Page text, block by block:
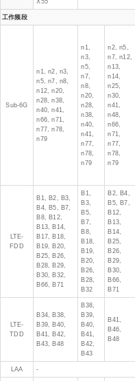
X55
工作频段
Sub-6G
n1, n2, n3,
n5, n7, n8,
n12, n20,
n28, n38,
n40, n41,
n66, n71,
n77, n78,
n79
n1,
n3,
n5,
n7,
n8,
n20,
n28,
n38,
n40,
n41,
n77,
n78,
n79
n2, n5,
n7, n12,
n13,
n14,
n25,
n30,
n41,
n48,
n66,
n71,
n77,
n78,
n79
LTE-
FDD
B1, B2, B3,
B4, B5, B7,
B8, B12,
B13, B14,
B17, B18,
B19, B20,
B25, B26,
B28, B29,
B30, B32,
B66, B71
B1,
B3,
B5,
B7,
B8,
B18,
B19,
B20,
B26,
B28,
B32
B2, B4,
B5, B7,
B12,
B13,
B14,
B25,
B26,
B29,
B30,
B66,
B71
LTE-
TDD
B34, B38,
B39, B40,
B41, B42,
B43, B48
B38,
B39,
B40,
B41,
B42,
B43
B41,
B46,
B48
LAA -